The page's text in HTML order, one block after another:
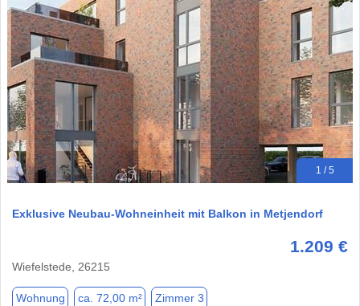
1 / 5
Exklusive Neubau-Wohneinheit mit Balkon in Metjendorf
1.209 €
Wiefelstede, 26215
Wohnung ca. 72,00 m² Zimmer 3